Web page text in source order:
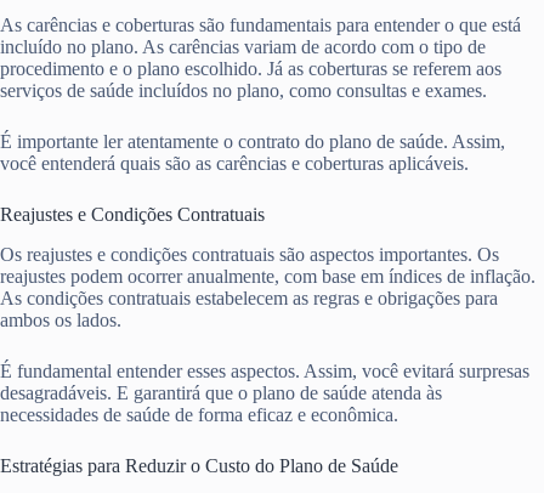
As carências e coberturas são fundamentais para entender o que está
incluído no plano. As carências variam de acordo com o tipo de
procedimento e o plano escolhido. Já as coberturas se referem aos
serviços de saúde incluídos no plano, como consultas e exames.
É importante ler atentamente o contrato do plano de saúde. Assim,
você entenderá quais são as carências e coberturas aplicáveis.
Reajustes e Condições Contratuais
Os reajustes e condições contratuais são aspectos importantes. Os
reajustes podem ocorrer anualmente, com base em índices de inflação.
As condições contratuais estabelecem as regras e obrigações para
ambos os lados.
É fundamental entender esses aspectos. Assim, você evitará surpresas
desagradáveis. E garantirá que o plano de saúde atenda às
necessidades de saúde de forma eficaz e econômica.
Estratégias para Reduzir o Custo do Plano de Saúde